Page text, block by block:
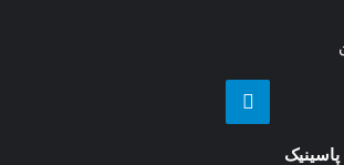
پاسینیک